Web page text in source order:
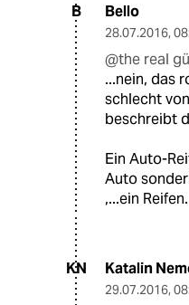
B Bello
28.07.2016,
@the real
...nein, das
schlecht
beschreibt
Ein Auto-
Auto
,...ein
KN Katalin
29.07.2016,